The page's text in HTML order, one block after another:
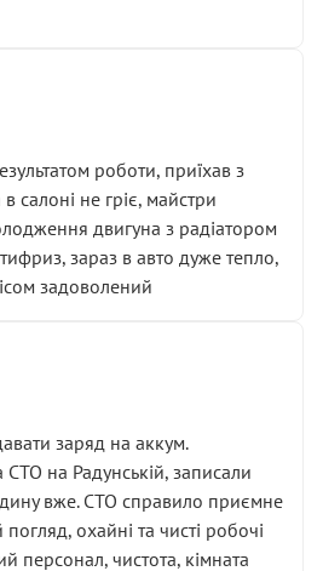
роботи, приїхав з
салоні не гріє, майстри
двигуна з радіатором
зараз в авто дуже тепло,
задоволений
заряд на аккум.
на Радунській, записали
вже. СТО справило приємне
охайні та чисті робочі
персонал, чистота, кімната